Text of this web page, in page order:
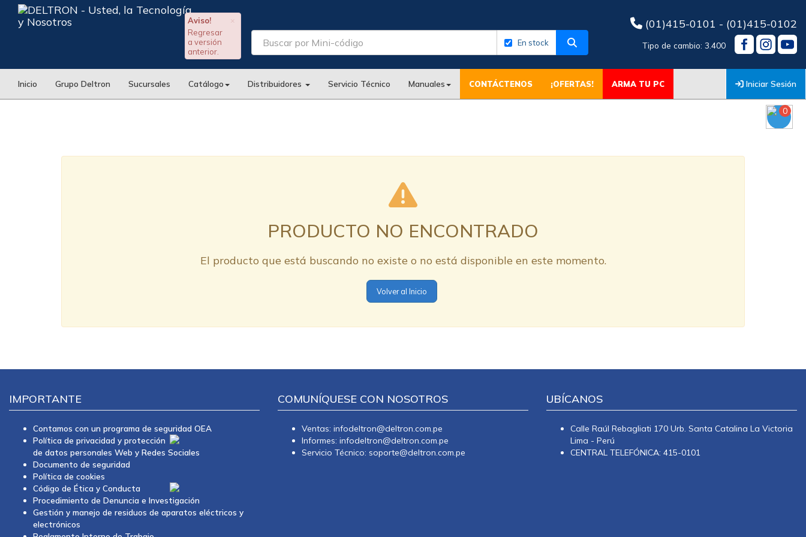
×
Aviso!
Regresar
a versión
anterior.
En stock
(01)415-0101 - (01)415-0102
Tipo de cambio: 3.400
Inicio Grupo Deltron Sucursales Catálogo Distribuidores Servicio Técnico Manuales CONTÁCTENOS ¡OFERTAS! ARMA TU PC Iniciar Sesión
0
PRODUCTO NO ENCONTRADO
El producto que está buscando no existe o no está disponible en este momento.
Volver al Inicio
IMPORTANTE
Contamos con un programa de seguridad OEA
Política de privacidad y protección
de datos personales Web y Redes Sociales
Documento de seguridad
Política de cookies
Código de Ética y Conducta
Procedimiento de Denuncia e Investigación
Gestión y manejo de residuos de aparatos eléctricos y
electrónicos
COMUNÍQUESE CON NOSOTROS
Ventas: infodeltron@deltron.com.pe
Informes: infodeltron@deltron.com.pe
Servicio Técnico: soporte@deltron.com.pe
UBÍCANOS
Calle Raúl Rebagliati 170 Urb. Santa Catalina La Victoria
Lima - Perú
CENTRAL TELEFÓNICA: 415-0101